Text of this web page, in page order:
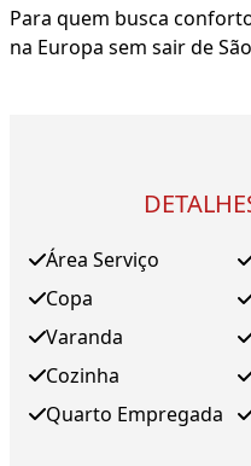
Para quem busca
na Europa sem sair de
Área Serviço
Copa
Varanda
Cozinha
Quarto Empregada